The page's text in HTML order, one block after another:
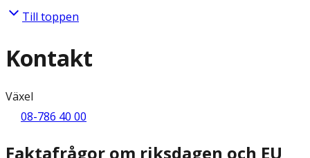
Till toppen
Kontakt
Växel
08-786 40 00
Faktafrågor om riksdagen och EU